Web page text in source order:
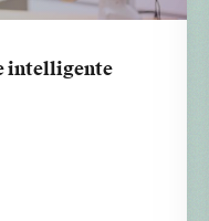
intelligente